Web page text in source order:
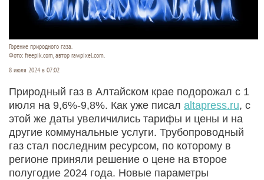
Горение природного газа.
Фото: freepik.com, автор rawpixel.com.
8 июля 2024 в 07:02
Природный газ в Алтайском крае подорожал с 1
июля на 9,6%-9,8%. Как уже писал altapress.ru, с
этой же даты увеличились тарифы и цены и на
другие коммунальные услуги. Трубопроводный
газ стал последним ресурсом, по которому в
регионе приняли решение о цене на второе
полугодие 2024 года. Новые параметры